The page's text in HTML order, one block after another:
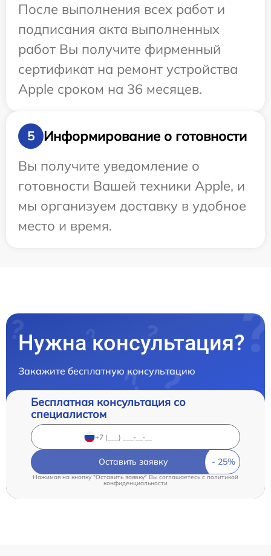
После выполнения всех работ и
подписания акта выполненных
работ Вы получите фирменный
сертификат на ремонт устройства
Apple сроком на 36 месяцев.
5
Информирование о готовности
Вы получите уведомление о
готовности Вашей техники Apple, и
мы организуем доставку в удобное
место и время.
Нужна консультация?
Закажите бесплатную консультацию
Бесплатная консультация со
специалистом
Оставить заявку
Нажимая на кнопку "Оставить заявку" Вы соглашаетесь cполитикой
конфиденциальности